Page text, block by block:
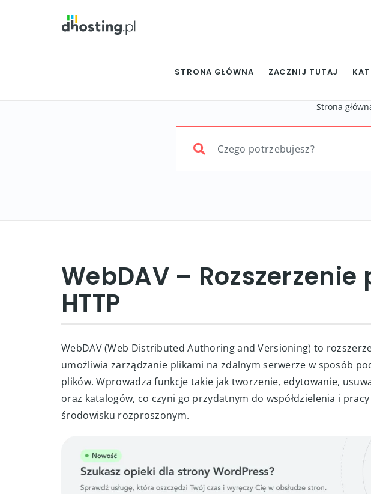
STRONA GŁÓWNA ZACZNIJ TUTAJ
Strona
WebDAV – Rozszerzenie
HTTP
WebDAV (Web Distributed Authoring and Versioning) to
umożliwia zarządzanie plikami na zdalnym serwerze w sposób
plików. Wprowadza funkcje takie jak tworzenie, edytowanie,
oraz katalogów, co czyni go przydatnym do współdzielenia i
środowisku rozproszonym.